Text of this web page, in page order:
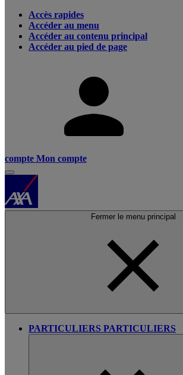
Accès rapides
Accéder au menu
Accéder au contenu principal
Accéder au pied de page
compte Mon compte
Fermer le menu principal
PARTICULIERS PARTICULIERS